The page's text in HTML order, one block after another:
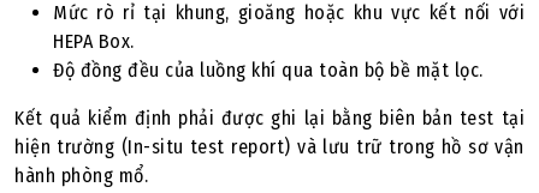
Mức rò rỉ tại khung, gioăng hoặc khu vực kết nối với
HEPA Box.
Độ đồng đều của luồng khí qua toàn bộ bề mặt lọc.
Kết quả kiểm định phải được ghi lại bằng biên bản test tại
hiện trường (In-situ test report) và lưu trữ trong hồ sơ vận
hành phòng mổ.